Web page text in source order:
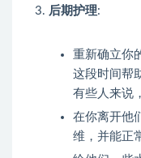
后期护理:
重新确立你
这段时间帮
有些人来说
在你离开他
维，并能正